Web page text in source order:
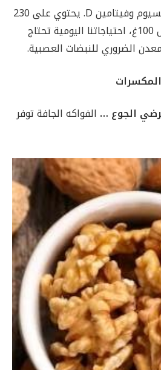
مليء بالمغنيسيوم وفيتامين D. يحتوي على 230
ملغ من المغنيسيوم لكل 100غ، احتياجاتنا اليومية تحتاج
الفواكه الجافة توفر